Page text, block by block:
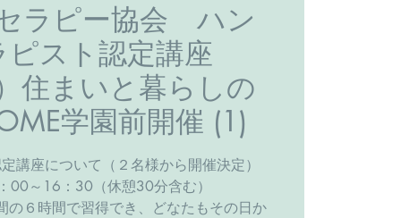
ラピー協会 ハン
ピスト認定講座
住まいと暮らしの
学園前開催 (1)
講座について（２名様から開催決定）
00～16：30（休憩30分含む）
の６時間で習得でき、どなたもその日か